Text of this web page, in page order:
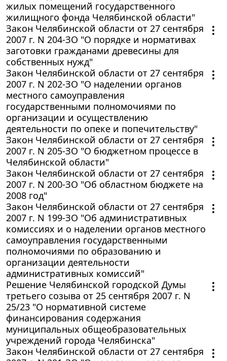
жилых помещений государственного
жилищного фонда Челябинской области"
Закон Челябинской области от 27 сентября
2007 г. N 204-ЗО "О порядке и нормативах
заготовки гражданами древесины для
собственных нужд"
Закон Челябинской области от 27 сентября
2007 г. N 202-ЗО "О наделении органов
местного самоуправления
государственными полномочиями по
организации и осуществлению
деятельности по опеке и попечительству"
Закон Челябинской области от 27 сентября
2007 г. N 205-ЗО "О бюджетном процессе в
Челябинской области"
Закон Челябинской области от 27 сентября
2007 г. N 200-ЗО "Об областном бюджете на
2008 год"
Закон Челябинской области от 27 сентября
2007 г. N 199-ЗО "Об административных
комиссиях и о наделении органов местного
самоуправления государственными
полномочиями по образованию и
организации деятельности
административных комиссий"
Решение Челябинской городской Думы
третьего созыва от 25 сентября 2007 г. N
25/23 "О нормативной системе
финансирования содержания
муниципальных общеобразовательных
учреждений города Челябинска"
Закон Челябинской области от 27 сентября